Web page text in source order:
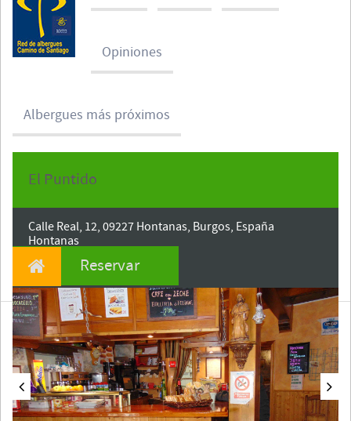
Opiniones
Albergues más próximos
Fecha de entrada
Reservar
El Puntido
Calle Real, 12, 09227 Hontanas, Burgos, España
Hontanas
CP 9227
Burgos